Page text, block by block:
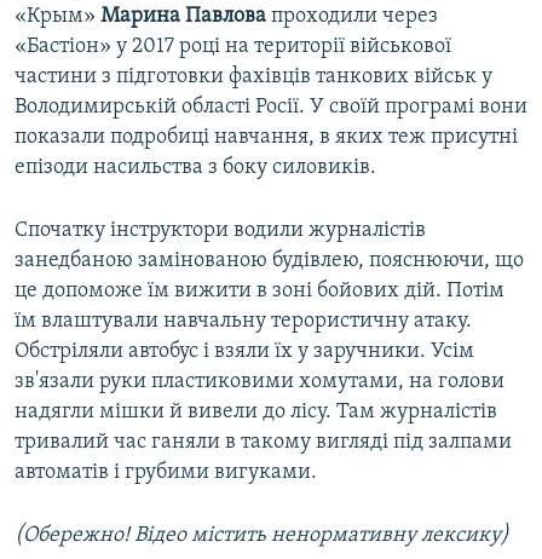
«Крым» Марина Павлова проходили через
«Бастіон» у 2017 році на території військової
частини з підготовки фахівців танкових військ у
Володимирській області Росії. У своїй програмі вони
показали подробиці навчання, в яких теж присутні
епізоди насильства з боку силовиків.
Спочатку інструктори водили журналістів
занедбаною замінованою будівлею, пояснюючи, що
це допоможе їм вижити в зоні бойових дій. Потім
їм влаштували навчальну терористичну атаку.
Обстріляли автобус і взяли їх у заручники. Усім
зв'язали руки пластиковими хомутами, на голови
надягли мішки й вивели до лісу. Там журналістів
тривалий час ганяли в такому вигляді під залпами
автоматів і грубими вигуками.
(Обережно! Відео містить ненормативну лексику)